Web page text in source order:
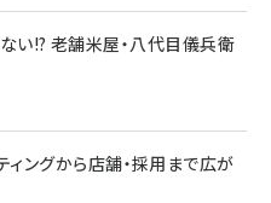
!? 老舗米屋・八代目儀兵衛
ィングから店舗・採用まで広が